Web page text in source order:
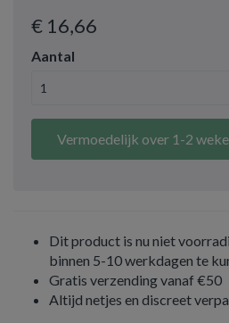
€ 16,66
Aantal
Vermoedelijk over 1-2
Dit product is nu niet
binnen 5-10 werkdagen te
Gratis verzending vanaf €50
Altijd netjes en discreet